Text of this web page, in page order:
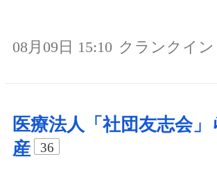
08月09日 15:10 クランクイン
医療法人「社団友志会」
産
36